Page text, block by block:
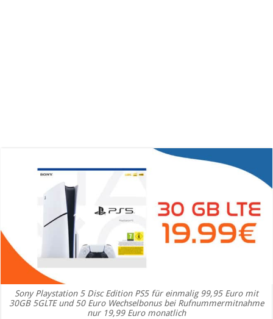
Sony Playstation 5 Disc Edition PS5 für einmalig 99,95 Euro mit
30GB 5GLTE und 50 Euro Wechselbonus bei Rufnummermitnahme
nur 19,99 Euro monatlich